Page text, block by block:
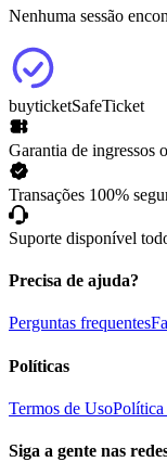
Nenhuma sessão
buyticketSafeTicket
Garantia de ingressos
Transações 100%
Suporte disponível
Precisa de ajuda?
Perguntas frequentes
Políticas
Termos de UsoPolítica
Siga a gente nas